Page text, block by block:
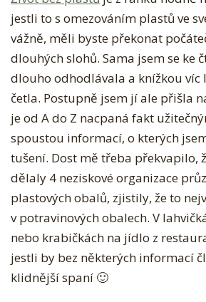
jestli to s omezováním plastů ve
vážně, měli byste překonat
dlouhých slohů. Sama jsem se ke
dlouho odhodlávala a knížkou víc
četla. Postupně jsem jí ale přišla
je od A do Z nacpaná fakt
spoustou informací, o kterých
tušení. Dost mě třeba překvapilo,
dělaly 4 neziskové organizace
plastových obalů, zjistily, že to
v potravinových obalech. V
nebo krabičkách na jídlo z
jestli by bez některých informací
klidnější spaní 🙂